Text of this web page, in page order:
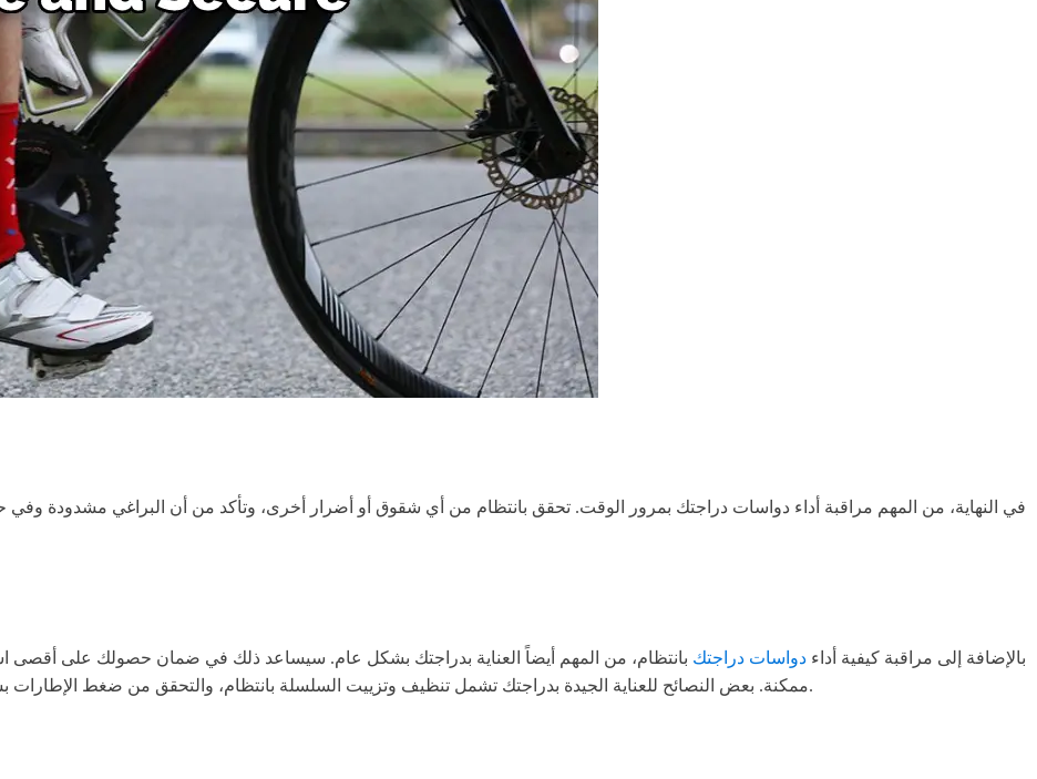
في النهاية، من المهم مراقبة أداء دواسات دراجتك بمرور الوقت. تحقق بانتظام من أي شقوق أو أضرار أخرى، وتأكد من أن البراغي مشدودة
بالإضافة إلى مراقبة كيفية أداء دواسات دراجتك بانتظام، من المهم أيضاً العناية بدراجتك بشكل عام. سيساعد ذلك في ضمان حصولك على أقصى
ممكنة. بعض النصائح للعناية الجيدة بدراجتك تشمل تنظيف وتزييت السلسلة بانتظام، والتحقق من ضغط الإطارات بشكل متكرر، والحصول على صيانة دورية من ميكانيكي محترف.